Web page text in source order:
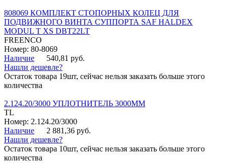
808069 КОМПЛЕКТ СТОПОРНЫХ КОЛЕЦ ДЛЯ
ПОДВИЖНОГО ВИНТА СУППОРТА SAF HALDEX
MODUL T XS DBT22LT
FREENCO
Номер: 80-8069
Наличие
540,81 руб.
Нашли дешевле?
Остаток товара 19шт, сейчас нельзя заказать больше этого
количества
2.124.20/3000 УПЛОТНИТЕЛЬ 3000ММ
TL
Номер: 2.124.20/3000
Наличие
2 881,36 руб.
Нашли дешевле?
Остаток товара 10шт, сейчас нельзя заказать больше этого
количества